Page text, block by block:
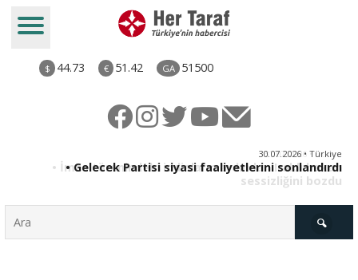
$ 44.73 € 51.42 GA 51500
30.07.2026 • Türkiye
• Gelecek Partisi siyasi faaliyetlerini sonlandırdı